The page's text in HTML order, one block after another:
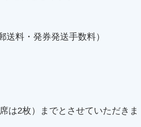
料・発券発送手数料）
は2枚）までとさせていただきま